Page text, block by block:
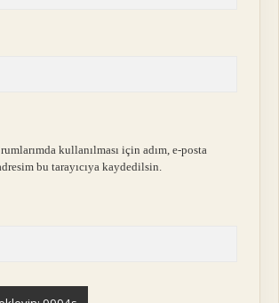
kullanılması için adım, e-posta
bu tarayıcıya kaydedilsin.